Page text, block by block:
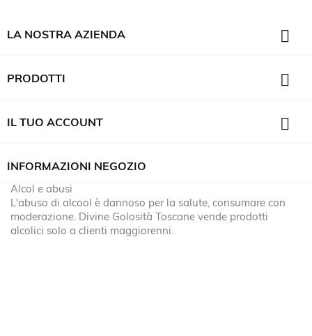
LA NOSTRA AZIENDA 
PRODOTTI 
IL TUO ACCOUNT 
INFORMAZIONI NEGOZIO
Alcol e abusi
L'abuso di alcool è dannoso per la salute, consumare con
moderazione. Divine Golosità Toscane vende prodotti
alcolici solo a clienti maggiorenni.